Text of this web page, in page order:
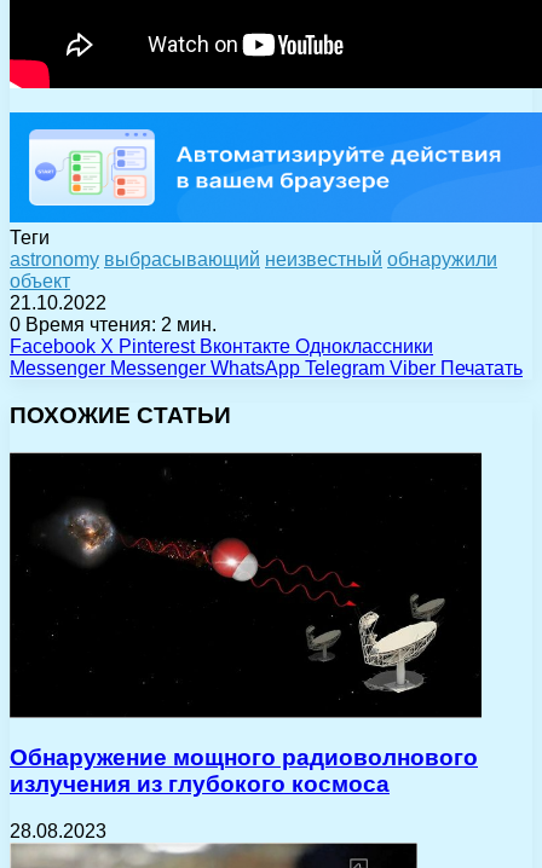
Теги
astronomy выбрасывающий неизвестный обнаружили
объект
21.10.2022
0 Время чтения: 2 мин.
Facebook X Pinterest Вконтакте Одноклассники
Messenger Messenger WhatsApp Telegram Viber Печатать
ПОХОЖИЕ СТАТЬИ
Обнаружение мощного радиоволнового
излучения из глубокого космоса
28.08.2023